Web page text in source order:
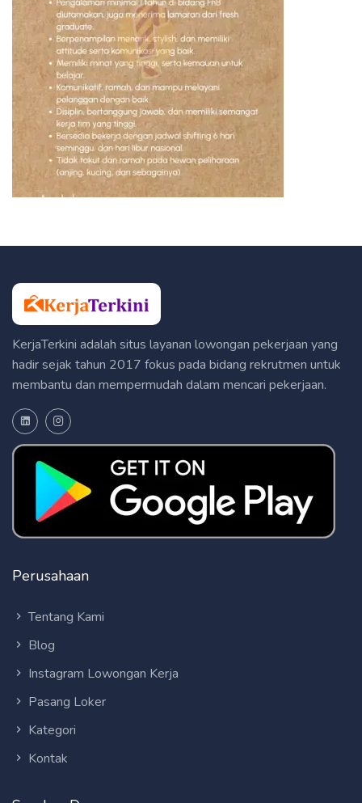
KerjaTerkini adalah situs layanan lowongan pekerjaan yang
hadir sejak tahun 2017 fokus pada bidang rekrutmen untuk
membantu dan mempermudah dalam mencari pekerjaan.
Perusahaan
Tentang Kami
Blog
Instagram Lowongan Kerja
Pasang Loker
Kategori
Kontak